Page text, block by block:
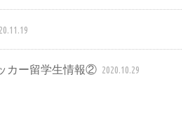
カー留学生情報② 2020.10.29